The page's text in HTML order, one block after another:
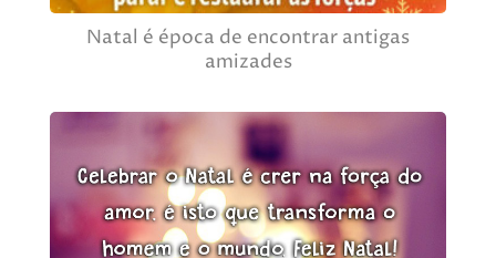
Natal é época de encontrar antigas
amizades